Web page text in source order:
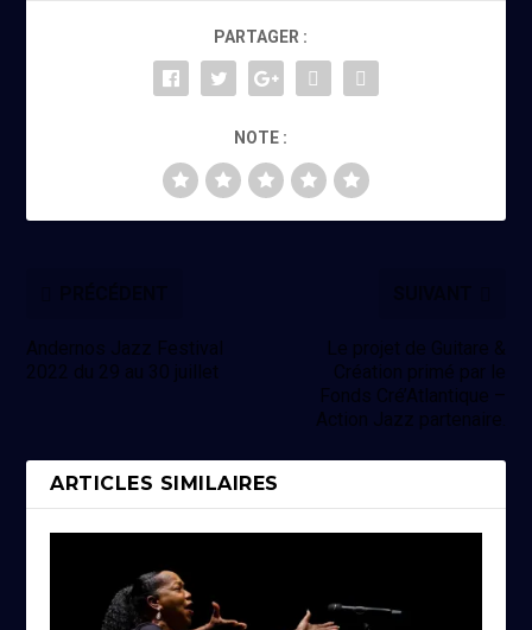
PARTAGER :
NOTE :
Andernos Jazz Festival
2022 du 29 au 30 juillet
Le projet de Guitare &
Création primé par le
Fonds Cré’Atlantique –
Action Jazz partenaire.
ARTICLES SIMILAIRES